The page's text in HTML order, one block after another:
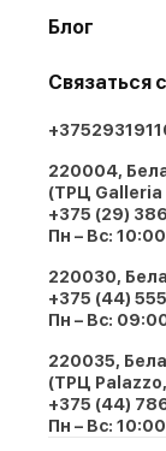
Блог
Связаться
220004,
(ТРЦ Galleria
+375 (29)
Пн – Вс:
220030,
+375 (44)
Пн – Вс:
220035,
(ТРЦ
+375 (44)
Пн – Вс: